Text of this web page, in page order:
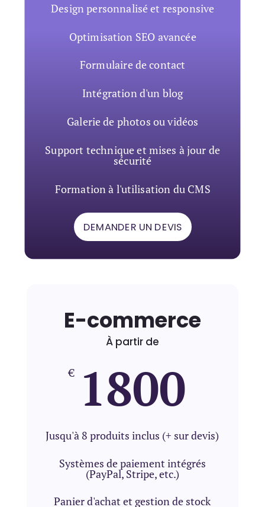
Design personnalisé et responsive
Optimisation SEO avancée
Formulaire de contact
Intégration d'un blog
Galerie de photos ou vidéos
Support technique et mises à jour de
sécurité
Formation à l'utilisation du CMS
DEMANDER UN DEVIS
E-commerce
À partir de
€ 1800
Jusqu'à 8 produits inclus (+ sur devis)
Systèmes de paiement intégrés
(PayPal, Stripe, etc.)
Panier d'achat et gestion de stock
Démarrons